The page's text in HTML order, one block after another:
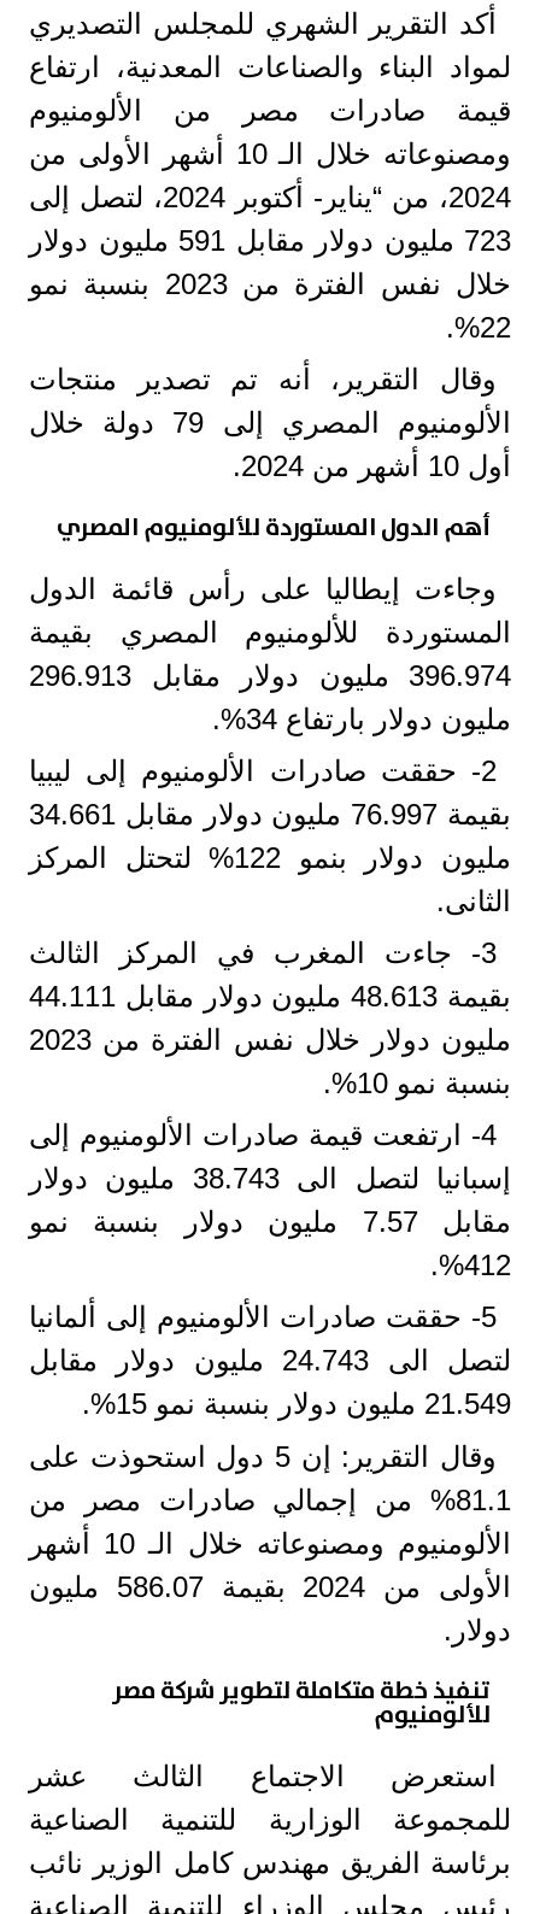
أكد التقرير الشهري للمجلس التصديري
لمواد البناء والصناعات المعدنية، ارتفاع
قيمة صادرات مصر من الألومنيوم
ومصنوعاته خلال الـ 10 أشهر الأولى من
2024، من “يناير- أكتوبر 2024، لتصل إلى
723 مليون دولار مقابل 591 مليون دولار
خلال نفس الفترة من 2023 بنسبة نمو
22%.
وقال التقرير، أنه تم تصدير منتجات
الألومنيوم المصري إلى 79 دولة خلال
أول 10 أشهر من 2024.
أهم الدول المستوردة للألومنيوم المصري
وجاءت إيطاليا على رأس قائمة الدول
المستوردة للألومنيوم المصري بقيمة
396.974 مليون دولار مقابل 296.913
مليون دولار بارتفاع 34%.
2- حققت صادرات الألومنيوم إلى ليبيا
بقيمة 76.997 مليون دولار مقابل 34.661
مليون دولار بنمو 122% لتحتل المركز
الثانى.
3- جاءت المغرب في المركز الثالث
بقيمة 48.613 مليون دولار مقابل 44.111
مليون دولار خلال نفس الفترة من 2023
بنسبة نمو 10%.
4- ارتفعت قيمة صادرات الألومنيوم إلى
إسبانيا لتصل الى 38.743 مليون دولار
مقابل 7.57 مليون دولار بنسبة نمو
412%.
5- حققت صادرات الألومنيوم إلى ألمانيا
لتصل الى 24.743 مليون دولار مقابل
21.549 مليون دولار بنسبة نمو 15%.
وقال التقرير: إن 5 دول استحوذت على
81.1% من إجمالي صادرات مصر من
الألومنيوم ومصنوعاته خلال الـ 10 أشهر
الأولى من 2024 بقيمة 586.07 مليون
دولار.
تنفيذ خطة متكاملة لتطوير شركة مصر
للألومنيوم
استعرض الاجتماع الثالث عشر
للمجموعة الوزارية للتنمية الصناعية
برئاسة الفريق مهندس كامل الوزير نائب
رئيس مجلس الوزراء للتنمية الصناعية